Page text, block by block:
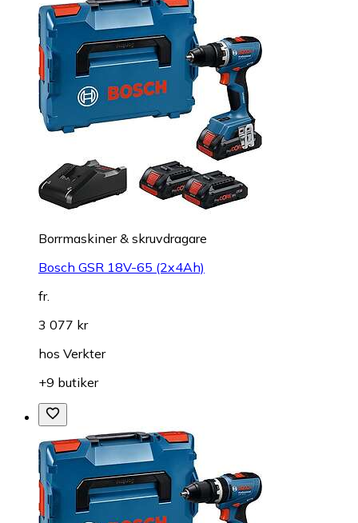
Borrmaskiner & skruvdragare
Bosch GSR 18V-65 (2x4Ah)
fr.
3 077 kr
hos Verkter
+9 butiker